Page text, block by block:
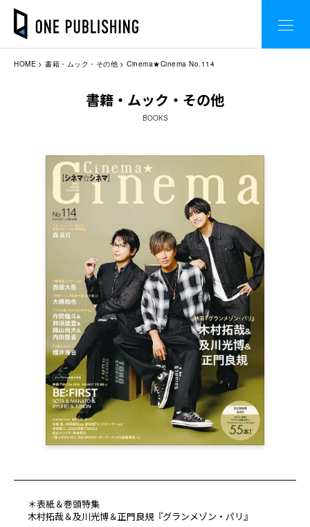
HOME 書籍・ムック・その他 Cinema★Cinema No.114
書籍・ムック・その他
BOOKS
＊表紙＆巻頭特集
木村拓哉＆及川光博＆正門良規『グランメゾン・パリ』